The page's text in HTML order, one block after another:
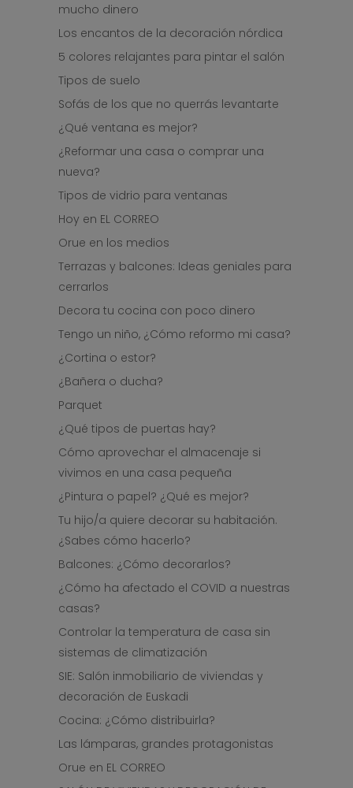
mucho dinero
Los encantos de la decoración nórdica
5 colores relajantes para pintar el salón
Tipos de suelo
Sofás de los que no querrás levantarte
¿Qué ventana es mejor?
¿Reformar una casa o comprar una
nueva?
Tipos de vidrio para ventanas
Hoy en EL CORREO
Orue en los medios
Terrazas y balcones: Ideas geniales para
cerrarlos
Decora tu cocina con poco dinero
Tengo un niño, ¿Cómo reformo mi casa?
¿Cortina o estor?
¿Bañera o ducha?
Parquet
¿Qué tipos de puertas hay?
Cómo aprovechar el almacenaje si
vivimos en una casa pequeña
¿Pintura o papel? ¿Qué es mejor?
Tu hijo/a quiere decorar su habitación.
¿Sabes cómo hacerlo?
Balcones: ¿Cómo decorarlos?
¿Cómo ha afectado el COVID a nuestras
casas?
Controlar la temperatura de casa sin
sistemas de climatización
SIE: Salón inmobiliario de viviendas y
decoración de Euskadi
Cocina: ¿Cómo distribuirla?
Las lámparas, grandes protagonistas
Orue en EL CORREO